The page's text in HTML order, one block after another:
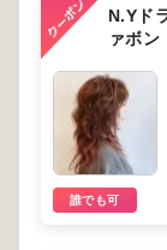
N.Yド
ァボン
誰でも可